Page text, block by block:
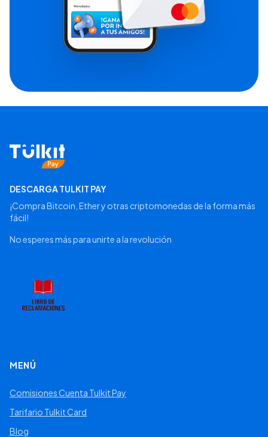
DESCARGA TULKIT PAY
¡Compra Bitcoin, Ether y otras criptomonedas de la forma más
fácil!
No esperes más para unirte a la revolución
MENÚ
Comisiones Cuenta Tulkit Pay
Tarifario Tulkit Card
Blog